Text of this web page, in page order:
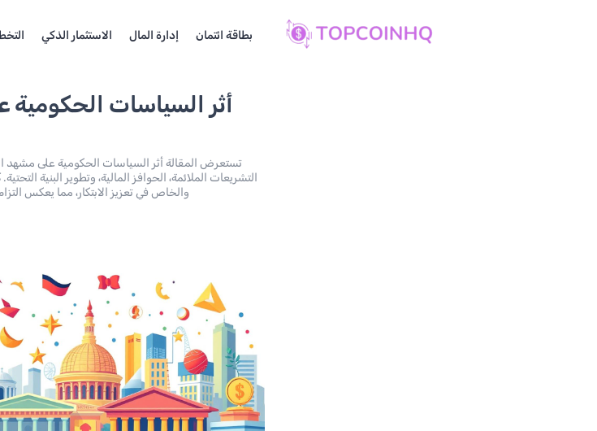
بطاقة ائتمان إدارة المال الاستثمار الذكي
أثر السياسات الحكومية
تستعرض المقالة أثر السياسات الحكومية على مشهد
التشريعات الملائمة، الحوافز المالية، وتطوير البنية
والخاص في تعزيز الابتكار، مما يعكس التزام المملكة برؤية 2030